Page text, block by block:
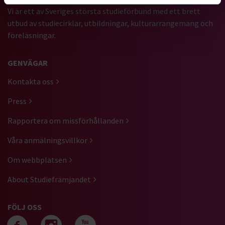
Vi är ett av Sveriges största studieförbund med ett brett
utbud av studiecirklar, utbildningar, kulturarrangemang och
föreläsningar.
GENVÄGAR
Kontakta oss
Press
Rapportera om missförhållanden
Våra anmälningsvillkor
Om webbplatsen
About Studiefrämjandet
FÖLJ OSS